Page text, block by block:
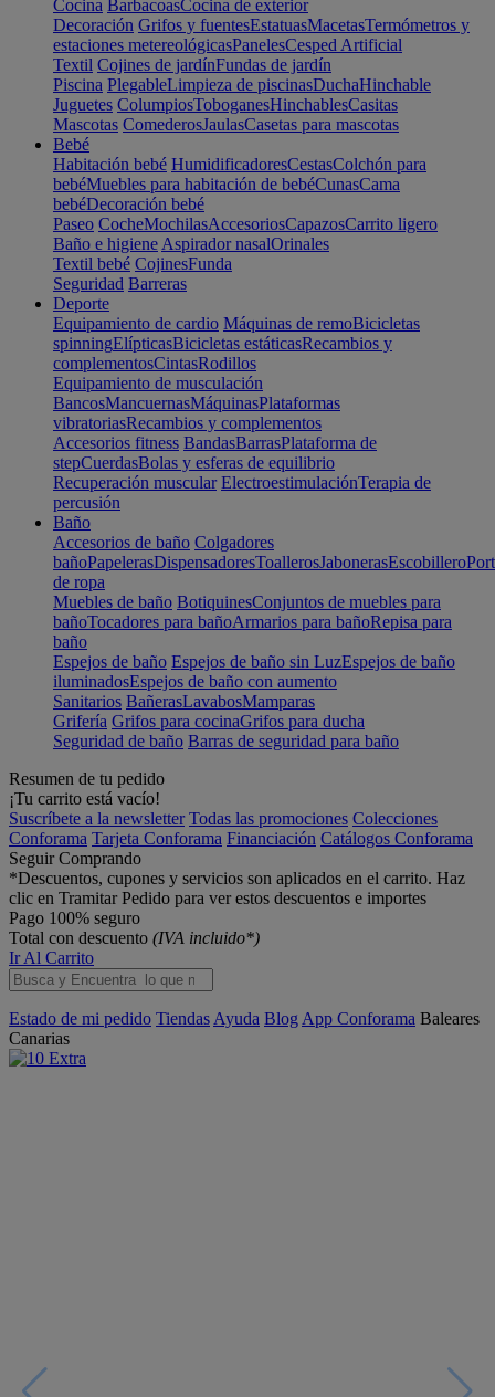
Cocina BarbacoasCocina de exterior
Decoración Grifos y fuentesEstatuasMacetasTermómetros y
estaciones metereológicasPanelesCesped Artificial
Textil Cojines de jardínFundas de jardín
Piscina PlegableLimpieza de piscinasDuchaHinchable
Juguetes ColumpiosToboganesHinchablesCasitas
Mascotas ComederosJaulasCasetas para mascotas
Bebé
Habitación bebé HumidificadoresCestasColchón para
bebéMuebles para habitación de bebéCunasCama
bebéDecoración bebé
Paseo CocheMochilasAccesoriosCapazosCarrito ligero
Baño e higiene Aspirador nasalOrinales
Textil bebé CojinesFunda
Seguridad Barreras
Deporte
Equipamiento de cardio Máquinas de remoBicicletas
spinningElípticasBicicletas estáticasRecambios y
complementosCintasRodillos
Equipamiento de musculación
BancosMancuernasMáquinasPlataformas
vibratoriasRecambios y complementos
Accesorios fitness BandasBarrasPlataforma de
stepCuerdasBolas y esferas de equilibrio
Recuperación muscular ElectroestimulaciónTerapia de
percusión
Baño
Accesorios de baño Colgadores
bañoPapelerasDispensadoresToallerosJabonerasEscobillero
de ropa
Muebles de baño BotiquinesConjuntos de muebles para
bañoTocadores para bañoArmarios para bañoRepisa para
baño
Espejos de baño Espejos de baño sin LuzEspejos de baño
iluminadosEspejos de baño con aumento
Sanitarios BañerasLavabosMamparas
Grifería Grifos para cocinaGrifos para ducha
Seguridad de baño Barras de seguridad para baño
Resumen de tu pedido
¡Tu carrito está vacío!
Suscríbete a la newsletter Todas las promociones Colecciones
Conforama Tarjeta Conforama Financiación Catálogos Conforama
Seguir Comprando
*Descuentos, cupones y servicios son aplicados en el carrito. Haz
clic en Tramitar Pedido para ver estos descuentos e importes
Pago 100% seguro
Total con descuento (IVA incluido*)
Ir Al Carrito
Estado de mi pedido Tiendas Ayuda Blog App Conforama Baleares
Canarias